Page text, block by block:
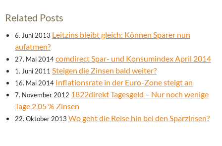
Related Posts
6. Juni 2013 Leitzins bleibt gleich: Können Sparer nun
aufatmen?
27. Mai 2014comdirect Spar- und Konsumindex April 2014
1. Juni 2011 Steigen die Zinsen bald weiter?
16. Mai 2014 Inflationsrate in der Euro-Zone steigt an
7. November 2012 1822direkt Tagesgeld – Nur noch wenige
Tage 2,05 % Zinsen
22. Oktober 2013 Wo geht die Reise hin bei den Sparzinsen?